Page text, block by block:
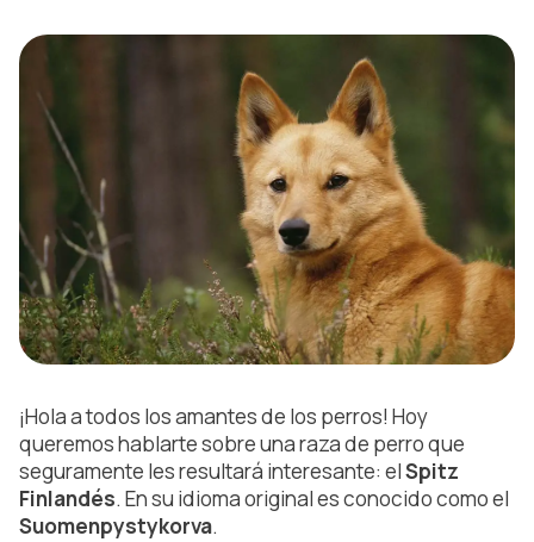
¡Hola a todos los amantes de los perros! Hoy
queremos hablarte sobre una raza de perro que
seguramente les resultará interesante: elSpitz
Finlandés. En su idioma original es conocido como el
Suomenpystykorva.